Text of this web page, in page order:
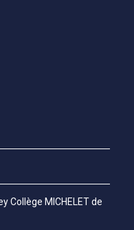
Collège MICHELET de